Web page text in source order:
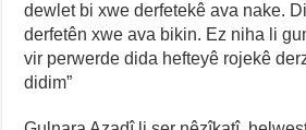
dewlet bi xwe derfetekê ava nake.
derfetên xwe ava bikin. Ez niha li
vir perwerde dida hefteyê rojekê
didim”